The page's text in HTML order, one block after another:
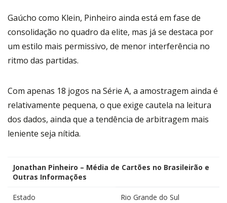
Gaúcho como Klein, Pinheiro ainda está em fase de
consolidação no quadro da elite, mas já se destaca por
um estilo mais permissivo, de menor interferência no
ritmo das partidas.
Com apenas 18 jogos na Série A, a amostragem ainda é
relativamente pequena, o que exige cautela na leitura
dos dados, ainda que a tendência de arbitragem mais
leniente seja nítida.
Jonathan Pinheiro – Média de Cartões no Brasileirão e
Outras Informações
Estado Rio Grande do Sul